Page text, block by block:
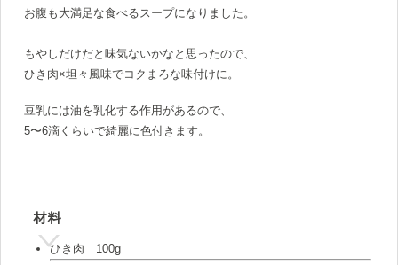
お腹も大満足な食べるスープになりました。
もやしだけだと味気ないかなと思ったので、
ひき肉×坦々風味でコクまろな味付けに。
豆乳には油を乳化する作用があるので、
5〜6滴くらいで綺麗に色付きます。
材料
ひき肉 100g